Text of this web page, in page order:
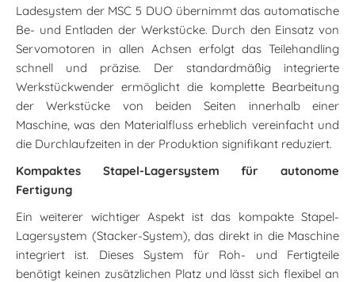
Ladesystem der MSC 5 DUO übernimmt das automatische
Be- und Entladen der Werkstücke. Durch den Einsatz von
Servomotoren in allen Achsen erfolgt das Teilehandling
schnell und präzise. Der standardmäßig integrierte
Werkstückwender ermöglicht die komplette Bearbeitung
der Werkstücke von beiden Seiten innerhalb einer
Maschine, was den Materialfluss erheblich vereinfacht und
die Durchlaufzeiten in der Produktion signifikant reduziert.
Kompaktes Stapel-Lagersystem für autonome
Fertigung
Ein weiterer wichtiger Aspekt ist das kompakte Stapel-
Lagersystem (Stacker-System), das direkt in die Maschine
integriert ist. Dieses System für Roh- und Fertigteile
benötigt keinen zusätzlichen Platz und lässt sich flexibel an